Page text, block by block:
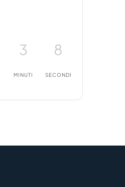
3
MINUTI
8
SECONDI